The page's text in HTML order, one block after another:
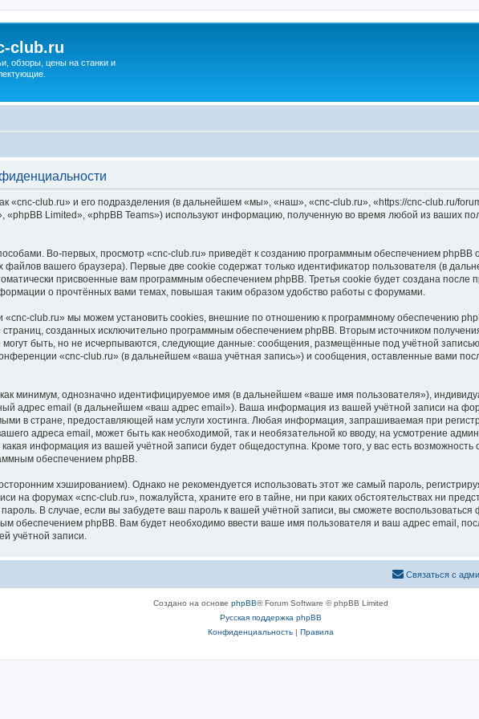
club.ru
обзоры, цены на станки и
«cnc-club.ru» и его подразделения (в дальнейшем «мы», «наш», «cnc-club.ru», «https://cnc-club.ru/
«phpBB Limited», «phpBB Teams») используют информацию, полученную во время любой из ваших
Во-первых, просмотр «cnc-club.ru» приведёт к созданию программным обеспечением phpBB
вашего браузера). Первые две cookie содержат только идентификатор пользователя (в
присвоенные вам программным обеспечением phpBB. Третья cookie будет создана
о прочтённых вами темах, повышая таким образом удобство работы с форумами.
club.ru» мы можем установить cookies, внешние по отношению к программному обеспечению
страниц, созданных исключительно программным обеспечением phpBB. Вторым источником
быть, но не исчерпываются, следующие данные: сообщения, размещённые под учётной
«cnc-club.ru» (в дальнейшем «ваша учётная запись») и сообщения, оставленные вами
минимум, однозначно идентифицируемое имя (в дальнейшем «ваше имя пользователя»),
адрес email (в дальнейшем «ваш адрес email»). Ваша информация из вашей учётной записи на
в стране, предоставляющей нам услуги хостинга. Любая информация, запрашиваемая при
адреса email, может быть как необходимой, так и необязательной ко вводу, на усмотрение
информация из вашей учётной записи будет общедоступна. Кроме того, у вас есть возможность
обеспечением phpBB.
хэшированием). Однако не рекомендуется использовать этот же самый пароль,
на форумах «cnc-club.ru», пожалуйста, храните его в тайне, ни при каких обстоятельствах ни
В случае, если вы забудете ваш пароль к вашей учётной записи, вы сможете
обеспечением phpBB. Вам будет необходимо ввести ваше имя пользователя и ваш адрес email,
учётной записи.
Связаться с
Создано на основе phpBB® Forum Software © phpBB Limited
Русская поддержка phpBB
Конфиденциальность| Правила